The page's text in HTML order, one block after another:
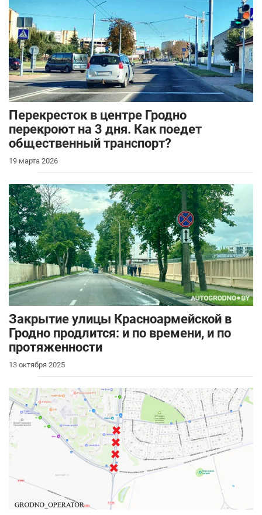
Перекресток в центре Гродно
перекроют на 3 дня. Как поедет
общественный транспорт?
19 марта 2026
Закрытие улицы Красноармейской в
Гродно продлится: и по времени, и по
протяженности
13 октября 2025